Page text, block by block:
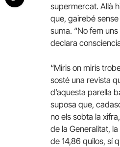
supermercat. Allà
que, gairebé
suma. “No fem
declara
“Miris on miris
sosté una revista
d’aquesta parella
suposa que,
no els sobta la
de la Generalitat,
de 14,86 quilos, sí